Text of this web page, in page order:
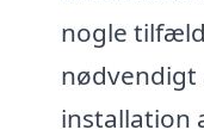
nogle
nødvendigt
installation